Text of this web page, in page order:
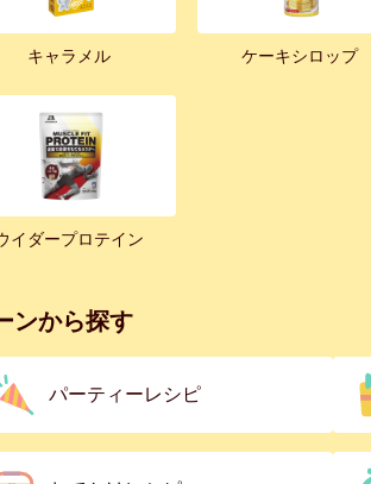
キャラメル ケーキシロップ
イダープロテイン
ンから探す
パーティーレシピ